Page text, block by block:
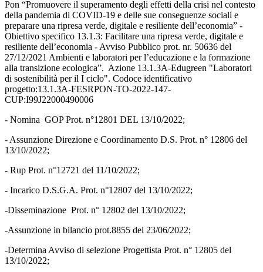
Pon “Promuovere il superamento degli effetti della crisi nel contesto
della pandemia di COVID-19 e delle sue conseguenze sociali e
preparare una ripresa verde, digitale e resiliente dell’economia” -
Obiettivo specifico 13.1.3: Facilitare una ripresa verde, digitale e
resiliente dell’economia - Avviso Pubblico prot. nr. 50636 del
27/12/2021 Ambienti e laboratori per l’educazione e la formazione
alla transizione ecologica”. Azione 13.1.3A-Edugreen "Laboratori
di sostenibilità per il I ciclo". Codoce identificativo
progetto:13.1.3A-FESRPON-TO-2022-147-
CUP:I99J22000490006
- Nomina GOP Prot. n°12801 DEL 13/10/2022;
- Assunzione Direzione e Coordinamento D.S. Prot. n° 12806 del
13/10/2022;
- Rup Prot. n°12721 del 11/10/2022;
- Incarico D.S.G.A. Prot. n°12807 del 13/10/2022;
-Disseminazione Prot. n° 12802 del 13/10/2022;
-Assunzione in bilancio prot.8855 del 23/06/2022;
-Determina Avviso di selezione Progettista Prot. n° 12805 del
13/10/2022;